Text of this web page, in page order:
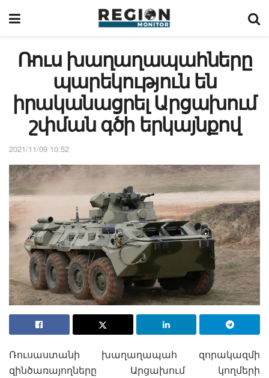
Ռուս խաղաղապահները
պարեկություն են
իրականացրել Արցախում
շփման գծի երկայնքով
2021/11/09 10:52
Ռուսաստանի խաղաղապահ զորակազմի
զինծառայողները Արցախում կողմերի